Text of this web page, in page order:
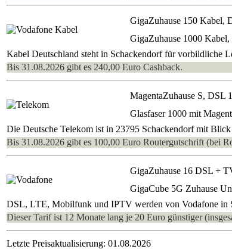
GigaZuhause 150 Kabel,
GigaZuhause 1000
Kabel Deutschland steht in Schackendorf für vorbildliche
Bis 31.08.2026 gibt es 240,00 Euro Cashback.
MagentaZuhause S, DSL
Glasfaser 1000 mit
Die Deutsche Telekom ist in 23795 Schackendorf mit
Bis 31.08.2026 gibt es 100,00 Euro Routergutschrift (bei
GigaZuhause 16 DSL +
GigaCube 5G Zuhause
DSL, LTE, Mobilfunk und IPTV werden von Vodafone in
Dieser Tarif ist 12 Monate lang je 20 Euro günstiger
Letzte Preisaktualisierung: 01.08.2026